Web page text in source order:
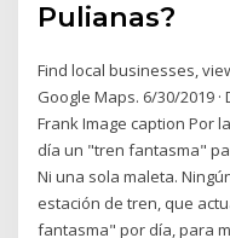
Pulianas?
Find local businesses,
Google Maps. 6/30/2019
Frank Image caption Por
día un "tren fantasma"
Ni una sola maleta.
estación de tren, que
fantasma" por día, para